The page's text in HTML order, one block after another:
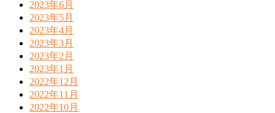
2023年6月
2023年5月
2023年4月
2023年3月
2023年2月
2023年1月
2022年12月
2022年11月
2022年10月